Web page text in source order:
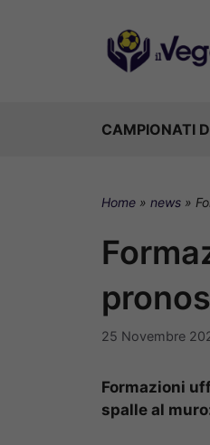
CAMPIONATI
Home » news »
25 Novembre
Formazioni
spalle al